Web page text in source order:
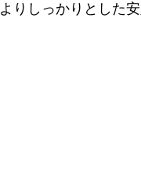
よりしっかりとした